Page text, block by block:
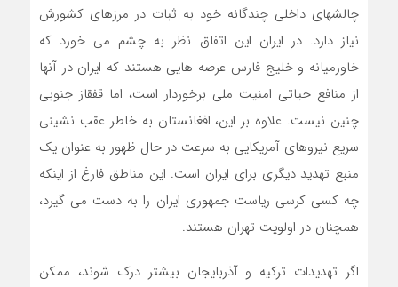
چالشهای داخلی چندگانه خود به ثبات در مرزهای کشورش
نیاز دارد. در ایران این اتفاق نظر به چشم می خورد که
خاورمیانه و خلیج فارس عرصه هایی هستند که ایران در آنها
از منافع حیاتی امنیت ملی برخوردار است، اما قفقاز جنوبی
چنین نیست. علاوه بر این، افغانستان به خاطر عقب نشینی
سریع نیروهای آمریکایی به سرعت در حال ظهور به عنوان یک
منبع تهدید دیگری برای ایران است. این مناطق فارغ از اینکه
چه کسی کرسی ریاست جمهوری ایران را به دست می گیرد،
همچنان در اولویت تهران هستند.
اگر تهدیدات ترکیه و آذربایجان بیشتر درک شوند، ممکن